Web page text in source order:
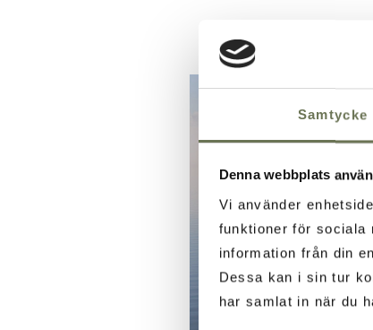
Samtycke
Denna webbplats
Vi använder
funktioner för sociala
information från din
Dessa kan i sin tur
har samlat in när du